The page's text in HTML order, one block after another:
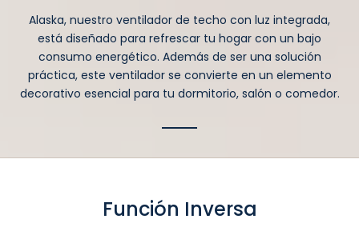
Alaska, nuestro ventilador de techo con luz integrada,
está diseñado para refrescar tu hogar con un bajo
consumo energético. Además de ser una solución
práctica, este ventilador se convierte en un elemento
decorativo esencial para tu dormitorio, salón o comedor.
Función Inversa